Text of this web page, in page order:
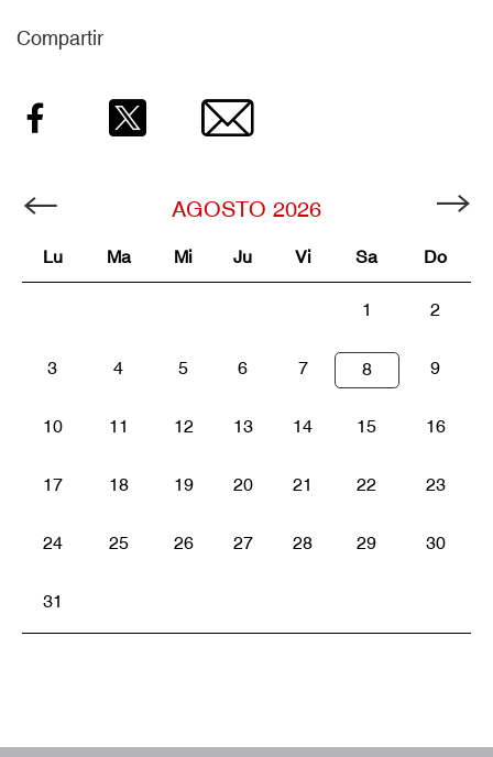
Compartir
Facebook Email
AGOSTO 2026
Lu Ma Mi Ju Vi Sa Do
1 2
3 4 5 6 7 8 9
10 11 12 13 14 15 16
17 18 19 20 21 22 23
24 25 26 27 28 29 30
31